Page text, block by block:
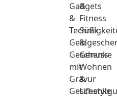
Gadgets
&
Technik
Geschenke
mit
Gravur
&
Fitness
&
Genuss
Wohnen
&
Lifestyle